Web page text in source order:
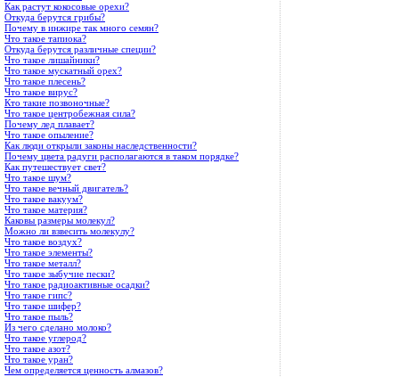
Как растут кокосовые орехи?
Откуда берутся грибы?
Почему в инжире так много семян?
Что такое тапиока?
Откуда берутся различные специи?
Что такое лишайники?
Что такое мускатный орех?
Что такое плесень?
Что такое вирус?
Кто такие позвоночные?
Что такое центробежная сила?
Почему лед плавает?
Что такое опыление?
Как люди открыли законы наследственности?
Почему цвета радуги располагаются в таком порядке?
Как путешествует свет?
Что такое шум?
Что такое вечный двигатель?
Что такое вакуум?
Что такое материя?
Каковы размеры молекул?
Можно ли взвесить молекулу?
Что такое воздух?
Что такое элементы?
Что такое металл?
Что такое зыбучие пески?
Что такое радиоактивные осадки?
Что такое гипс?
Что такое шифер?
Что такое пыль?
Из чего сделано молоко?
Что такое углерод?
Что такое азот?
Что такое уран?
Чем определяется ценность алмазов?